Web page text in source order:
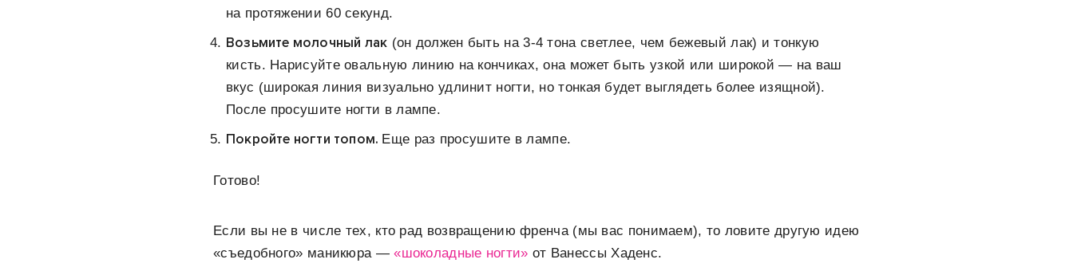
на протяжении 60 секунд.
Возьмите молочный лак (он должен быть на 3-4 тона светлее, чем бежевый лак) и тонкую
кисть. Нарисуйте овальную линию на кончиках, она может быть узкой или широкой — на ваш
вкус (широкая линия визуально удлинит ногти, но тонкая будет выглядеть более изящной).
После просушите ногти в лампе.
Покройте ногти топом. Еще раз просушите в лампе.
Готово!
Если вы не в числе тех, кто рад возвращению френча (мы вас понимаем), то ловите другую идею
«съедобного» маникюра —«шоколадные ногти» от Ванессы Хаденс.